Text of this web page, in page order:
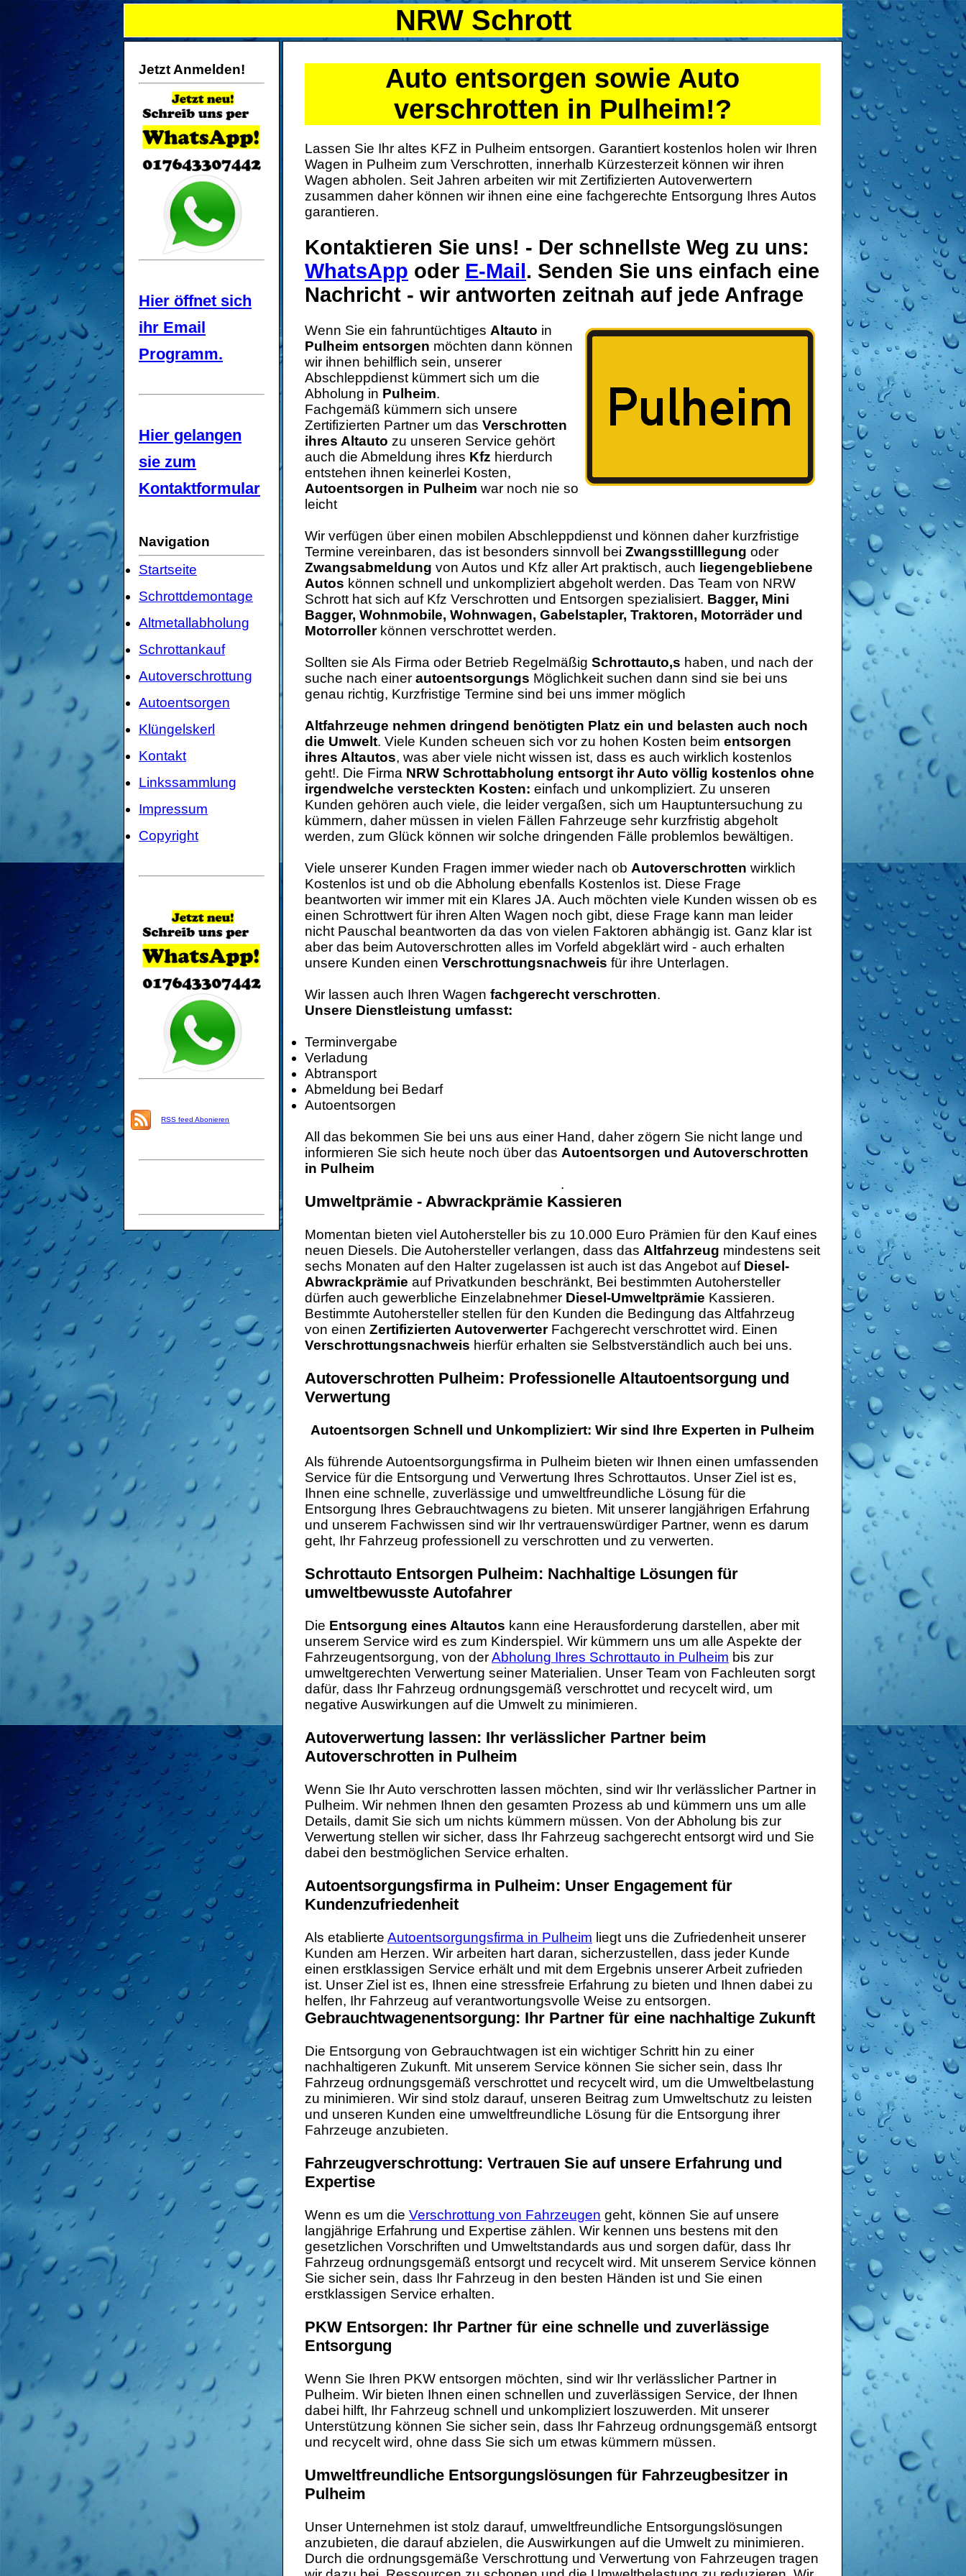
NRW Schrott
Jetzt Anmelden!
Hier öffnet sich
ihr Email
Programm.
Hier gelangen
sie zum
Kontaktformular
Navigation
Startseite
Schrottdemontage
Altmetallabholung
Schrottankauf
Autoverschrottung
Autoentsorgen
Klüngelskerl
Kontakt
Linkssammlung
Impressum
Copyright
RSS feed Abonieren
Auto entsorgen sowie Auto
verschrotten in Pulheim!?
Lassen Sie Ihr altes KFZ in Pulheim entsorgen. Garantiert kostenlos holen wir Ihren
Wagen in Pulheim zum Verschrotten, innerhalb Kürzesterzeit können wir ihren
Wagen abholen. Seit Jahren arbeiten wir mit Zertifizierten Autoverwertern
zusammen daher können wir ihnen eine eine fachgerechte Entsorgung Ihres Autos
garantieren.
Kontaktieren Sie uns! - Der schnellste Weg zu uns:
WhatsApp oder E-Mail. Senden Sie uns einfach eine
Nachricht - wir antworten zeitnah auf jede Anfrage
Wenn Sie ein fahruntüchtiges Altauto in
Pulheim entsorgen möchten dann können
wir ihnen behilflich sein, unserer
Abschleppdienst kümmert sich um die
Abholung in Pulheim.
Fachgemäß kümmern sich unsere
Zertifizierten Partner um das Verschrotten
ihres Altauto zu unseren Service gehört
auch die Abmeldung ihres Kfz hierdurch
entstehen ihnen keinerlei Kosten,
Autoentsorgen in Pulheim war noch nie so
leicht
Wir verfügen über einen mobilen Abschleppdienst und können daher kurzfristige
Termine vereinbaren, das ist besonders sinnvoll bei Zwangsstilllegung oder
Zwangsabmeldung von Autos und Kfz aller Art praktisch, auch liegengebliebene
Autos können schnell und unkompliziert abgeholt werden. Das Team von NRW
Schrott hat sich auf Kfz Verschrotten und Entsorgen spezialisiert. Bagger, Mini
Bagger, Wohnmobile, Wohnwagen, Gabelstapler, Traktoren, Motorräder und
Motorrollerkönnen verschrottet werden.
Sollten sie Als Firma oder Betrieb Regelmäßig Schrottauto,s haben, und nach der
suche nach einer autoentsorgungs Möglichkeit suchen dann sind sie bei uns
genau richtig, Kurzfristige Termine sind bei uns immer möglich
Altfahrzeuge nehmen dringend benötigten Platz ein und belasten auch noch
die Umwelt. Viele Kunden scheuen sich vor zu hohen Kosten beim entsorgen
ihres Altautos, was aber viele nicht wissen ist, dass es auch wirklich kostenlos
geht!. Die Firma NRW Schrottabholung entsorgt ihr Auto völlig kostenlos ohne
irgendwelche versteckten Kosten: einfach und unkompliziert. Zu unseren
Kunden gehören auch viele, die leider vergaßen, sich um Hauptuntersuchung zu
kümmern, daher müssen in vielen Fällen Fahrzeuge sehr kurzfristig abgeholt
werden, zum Glück können wir solche dringenden Fälle problemlos bewältigen.
Viele unserer Kunden Fragen immer wieder nach ob Autoverschrotten wirklich
Kostenlos ist und ob die Abholung ebenfalls Kostenlos ist. Diese Frage
beantworten wir immer mit ein Klares JA. Auch möchten viele Kunden wissen ob es
einen Schrottwert für ihren Alten Wagen noch gibt, diese Frage kann man leider
nicht Pauschal beantworten da das von vielen Faktoren abhängig ist. Ganz klar ist
aber das beim Autoverschrotten alles im Vorfeld abgeklärt wird - auch erhalten
unsere Kunden einen Verschrottungsnachweis für ihre Unterlagen.
Wir lassen auch Ihren Wagen fachgerecht verschrotten.
Unsere Dienstleistung umfasst:
Terminvergabe
Verladung
Abtransport
Abmeldung bei Bedarf
Autoentsorgen
All das bekommen Sie bei uns aus einer Hand, daher zögern Sie nicht lange und
informieren Sie sich heute noch über das Autoentsorgen und Autoverschrotten
in Pulheim
.
Umweltprämie - Abwrackprämie Kassieren
Momentan bieten viel Autohersteller bis zu 10.000 Euro Prämien für den Kauf eines
neuen Diesels. Die Autohersteller verlangen, dass das Altfahrzeug mindestens seit
sechs Monaten auf den Halter zugelassen ist auch ist das Angebot auf Diesel-
Abwrackprämie auf Privatkunden beschränkt, Bei bestimmten Autohersteller
dürfen auch gewerbliche Einzelabnehmer Diesel-Umweltprämie Kassieren.
Bestimmte Autohersteller stellen für den Kunden die Bedingung das Altfahrzeug
von einen Zertifizierten AutoverwerterFachgerecht verschrottet wird. Einen
Verschrottungsnachweis hierfür erhalten sie Selbstverständlich auch bei uns.
Autoverschrotten Pulheim: Professionelle Altautoentsorgung und
Verwertung
Autoentsorgen Schnell und Unkompliziert: Wir sind Ihre Experten in Pulheim
Als führende Autoentsorgungsfirma in Pulheim bieten wir Ihnen einen umfassenden
Service für die Entsorgung und Verwertung Ihres Schrottautos. Unser Ziel ist es,
Ihnen eine schnelle, zuverlässige und umweltfreundliche Lösung für die
Entsorgung Ihres Gebrauchtwagens zu bieten. Mit unserer langjährigen Erfahrung
und unserem Fachwissen sind wir Ihr vertrauenswürdiger Partner, wenn es darum
geht, Ihr Fahrzeug professionell zu verschrotten und zu verwerten.
Schrottauto Entsorgen Pulheim: Nachhaltige Lösungen für
umweltbewusste Autofahrer
Die Entsorgung eines Altautos kann eine Herausforderung darstellen, aber mit
unserem Service wird es zum Kinderspiel. Wir kümmern uns um alle Aspekte der
Fahrzeugentsorgung, von derAbholung Ihres Schrottauto in Pulheim bis zur
umweltgerechten Verwertung seiner Materialien. Unser Team von Fachleuten sorgt
dafür, dass Ihr Fahrzeug ordnungsgemäß verschrottet und recycelt wird, um
negative Auswirkungen auf die Umwelt zu minimieren.
Autoverwertung lassen: Ihr verlässlicher Partner beim
Autoverschrotten in Pulheim
Wenn Sie Ihr Auto verschrotten lassen möchten, sind wir Ihr verlässlicher Partner in
Pulheim. Wir nehmen Ihnen den gesamten Prozess ab und kümmern uns um alle
Details, damit Sie sich um nichts kümmern müssen. Von der Abholung bis zur
Verwertung stellen wir sicher, dass Ihr Fahrzeug sachgerecht entsorgt wird und Sie
dabei den bestmöglichen Service erhalten.
Autoentsorgungsfirma in Pulheim: Unser Engagement für
Kundenzufriedenheit
Als etablierte Autoentsorgungsfirma in Pulheim liegt uns die Zufriedenheit unserer
Kunden am Herzen. Wir arbeiten hart daran, sicherzustellen, dass jeder Kunde
einen erstklassigen Service erhält und mit dem Ergebnis unserer Arbeit zufrieden
ist. Unser Ziel ist es, Ihnen eine stressfreie Erfahrung zu bieten und Ihnen dabei zu
helfen, Ihr Fahrzeug auf verantwortungsvolle Weise zu entsorgen.
Gebrauchtwagenentsorgung: Ihr Partner für eine nachhaltige Zukunft
Die Entsorgung von Gebrauchtwagen ist ein wichtiger Schritt hin zu einer
nachhaltigeren Zukunft. Mit unserem Service können Sie sicher sein, dass Ihr
Fahrzeug ordnungsgemäß verschrottet und recycelt wird, um die Umweltbelastung
zu minimieren. Wir sind stolz darauf, unseren Beitrag zum Umweltschutz zu leisten
und unseren Kunden eine umweltfreundliche Lösung für die Entsorgung ihrer
Fahrzeuge anzubieten.
Fahrzeugverschrottung: Vertrauen Sie auf unsere Erfahrung und
Expertise
Wenn es um die Verschrottung von Fahrzeugen geht, können Sie auf unsere
langjährige Erfahrung und Expertise zählen. Wir kennen uns bestens mit den
gesetzlichen Vorschriften und Umweltstandards aus und sorgen dafür, dass Ihr
Fahrzeug ordnungsgemäß entsorgt und recycelt wird. Mit unserem Service können
Sie sicher sein, dass Ihr Fahrzeug in den besten Händen ist und Sie einen
erstklassigen Service erhalten.
PKW Entsorgen: Ihr Partner für eine schnelle und zuverlässige
Entsorgung
Wenn Sie Ihren PKW entsorgen möchten, sind wir Ihr verlässlicher Partner in
Pulheim. Wir bieten Ihnen einen schnellen und zuverlässigen Service, der Ihnen
dabei hilft, Ihr Fahrzeug schnell und unkompliziert loszuwerden. Mit unserer
Unterstützung können Sie sicher sein, dass Ihr Fahrzeug ordnungsgemäß entsorgt
und recycelt wird, ohne dass Sie sich um etwas kümmern müssen.
Umweltfreundliche Entsorgungslösungen für Fahrzeugbesitzer in
Pulheim
Unser Unternehmen ist stolz darauf, umweltfreundliche Entsorgungslösungen
anzubieten, die darauf abzielen, die Auswirkungen auf die Umwelt zu minimieren.
Durch die ordnungsgemäße Verschrottung und Verwertung von Fahrzeugen tragen